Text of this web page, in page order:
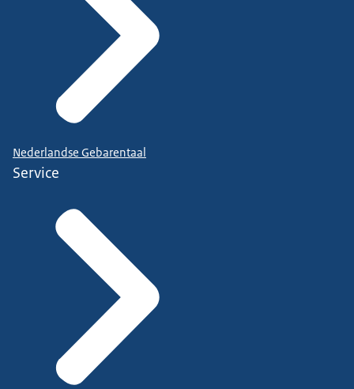
Nederlandse Gebarentaal
Service